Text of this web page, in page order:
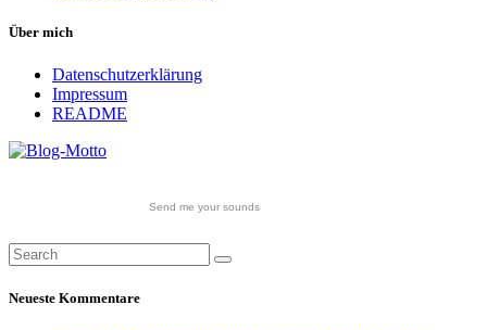
Über mich
Datenschutzerklärung
Impressum
README
Send me your sounds
Neueste Kommentare